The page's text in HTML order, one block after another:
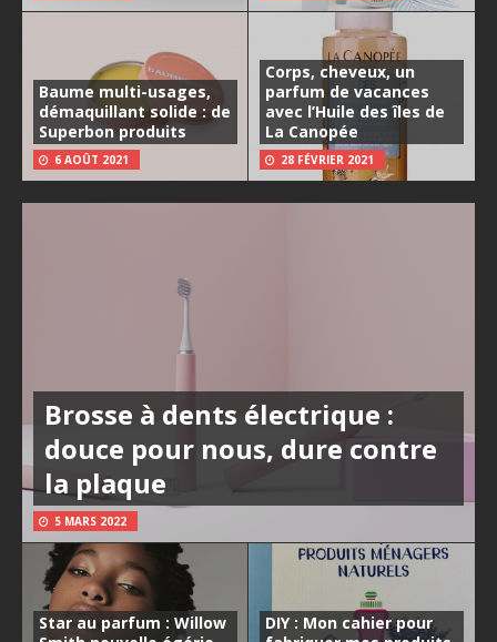
Baume multi-usages,
démaquillant solide : de
Superbon produits
6 AOÛT 2021
Corps, cheveux, un
parfum de vacances
avec l’Huile des îles de
La Canopée
28 FÉVRIER 2021
Brosse à dents électrique :
douce pour nous, dure contre
la plaque
5 MARS 2022
Star au parfum : Willow
DIY : Mon cahier pour